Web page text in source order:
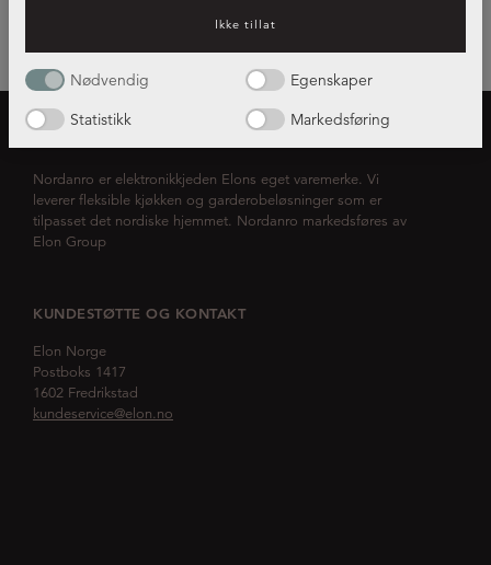
Ikke tillat
Nødvendig
Egenskaper
Statistikk
Markedsføring
Nordanro er elektronikkjeden Elons eget varemerke. Vi
leverer fleksible kjøkken og garderobeløsninger som er
tilpasset det nordiske hjemmet. Nordanro markedsføres av
Elon Group
KUNDESTØTTE OG KONTAKT
Elon Norge
Postboks 1417
1602 Fredrikstad
kundeservice@elon.no